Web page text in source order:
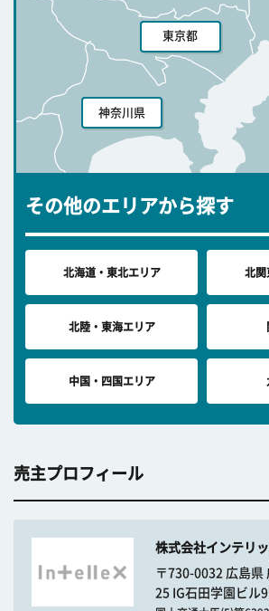
東京都
神奈川県
その他のエリアから探す
北海道・東北エリア 北関
北陸・東海エリア
中国・四国エリア
売主プロフィール
株式会社インテリ
〒730-0032 広島県
25 IG石田学園ビル